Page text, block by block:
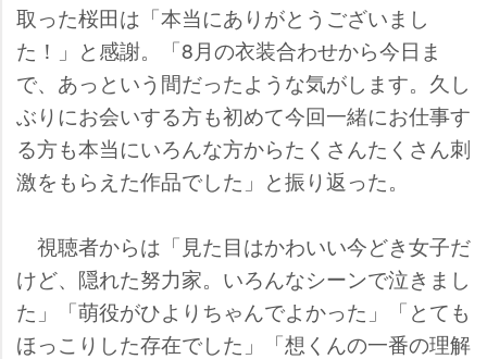
取った桜田は「本当にありがとうございまし
た！」と感謝。「8月の衣装合わせから今日ま
で、あっという間だったような気がします。久し
ぶりにお会いする方も初めて今回一緒にお仕事す
る方も本当にいろんな方からたくさんたくさん刺
激をもらえた作品でした」と振り返った。
視聴者からは「見た目はかわいい今どき女子だ
けど、隠れた努力家。いろんなシーンで泣きまし
た」「萌役がひよりちゃんでよかった」「とても
ほっこりした存在でした」「想くんの一番の理解